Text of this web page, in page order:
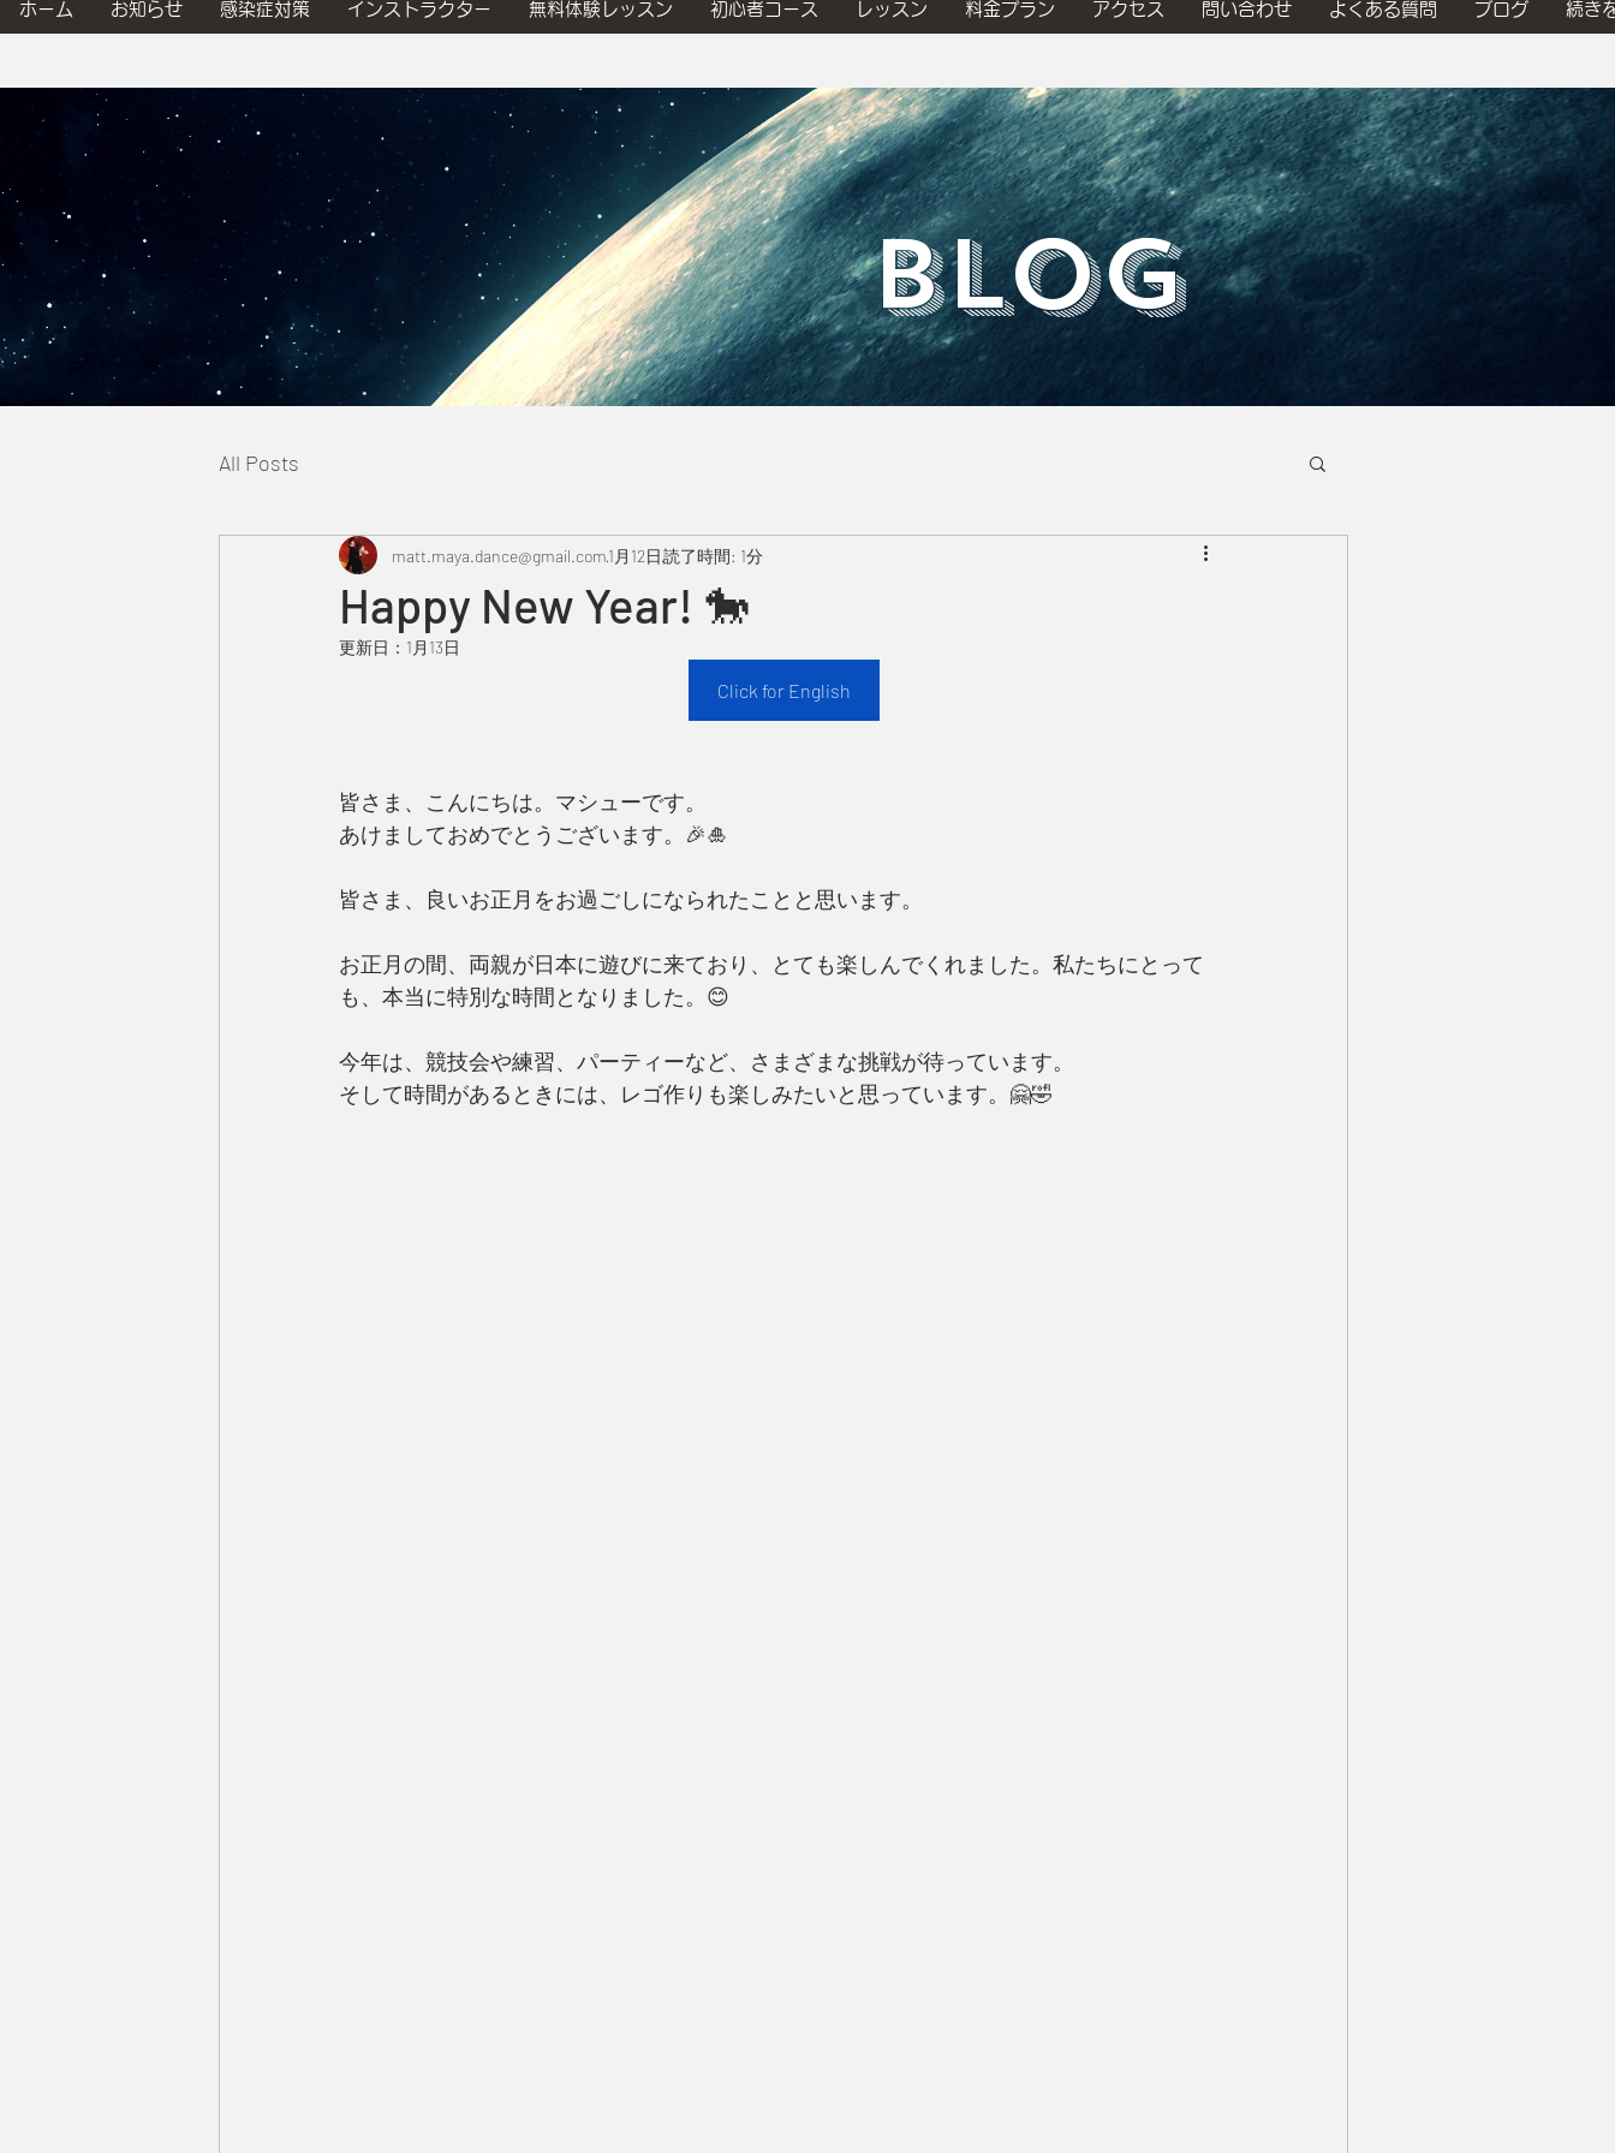
ホーム お知らせ 感染症対策 インストラクター 無料体験レッスン 初心者コース レッスン 料金プラン アクセス 問い合わせ よくある質問 ブログ 続き
​BLOG
All Posts
Happy New Year! 🐎
matt.maya.dance@gmail.com1月12日読了時間: 1分
更新日： 1月13日
Click for English
皆さま、こんにちは。マシューです。
あけましておめでとうございます。🎉🎍
皆さま、良いお正月をお過ごしになられたことと思います。
お正月の間、両親が日本に遊びに来ており、とても楽しんでくれました。私たちにとって
も、本当に特別な時間となりました。😊
今年は、競技会や練習、パーティーなど、さまざまな挑戦が待っています。
そして時間があるときには、レゴ作りも楽しみたいと思っています。🤗🤣